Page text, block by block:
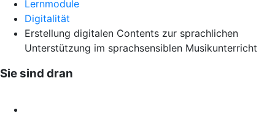
Lernmodule
Digitalität
Erstellung digitalen Contents zur sprachlichen
Unterstützung im sprachsensiblen Musikunterricht
Sie sind dran